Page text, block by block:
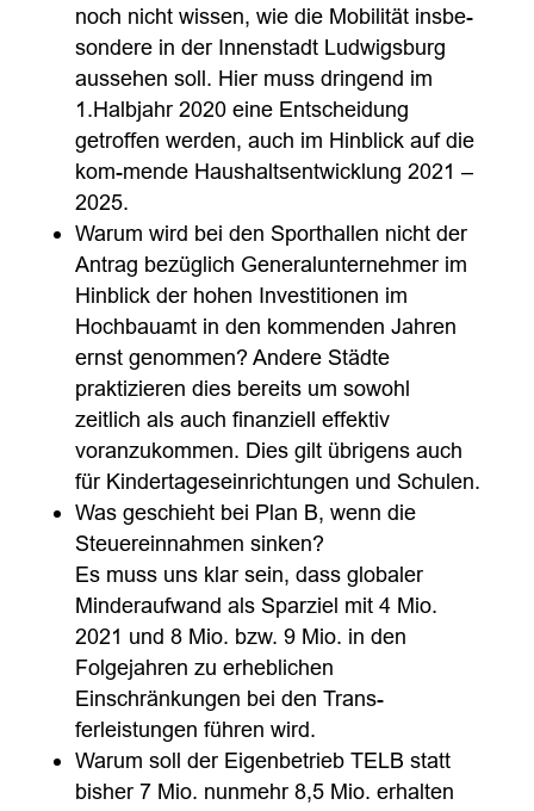
noch nicht wissen, wie die Mobilität insbe-
sondere in der Innenstadt Ludwigsburg
aussehen soll. Hier muss dringend im
1.Halbjahr 2020 eine Entscheidung
getroffen werden, auch im Hinblick auf die
kom-mende Haushaltsentwicklung 2021 –
2025.
Warum wird bei den Sporthallen nicht der
Antrag bezüglich Generalunternehmer im
Hinblick der hohen Investitionen im
Hochbauamt in den kommenden Jahren
ernst genommen? Andere Städte
praktizieren dies bereits um sowohl
zeitlich als auch finanziell effektiv
voranzukommen. Dies gilt übrigens auch
für Kindertageseinrichtungen und Schulen.
Was geschieht bei Plan B, wenn die
Steuereinnahmen sinken?
Es muss uns klar sein, dass globaler
Minderaufwand als Sparziel mit 4 Mio.
2021 und 8 Mio. bzw. 9 Mio. in den
Folgejahren zu erheblichen
Einschränkungen bei den Trans-
ferleistungen führen wird.
Warum soll der Eigenbetrieb TELB statt
bisher 7 Mio. nunmehr 8,5 Mio. erhalten